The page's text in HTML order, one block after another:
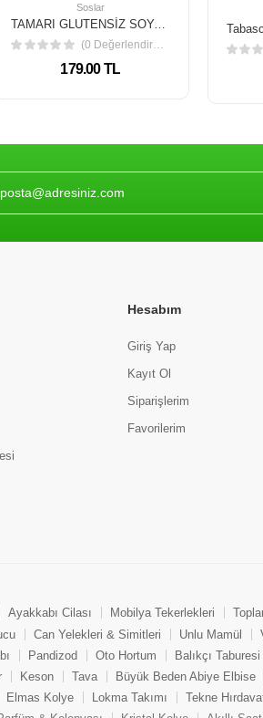
Soslar
TAMARI GLUTENSİZ SOYA SOS 150 ML
179.00 TL
Hesabım
Giriş Yap
Kayıt Ol
Siparişlerim
Favorilerim
Ayakkabı Cilası Mobilya Tekerlekleri
Can Yelekleri & Simitleri Unlu Mamül
Pandizod Oto Hortum Balıkçı Taburesi
Keson Tava Büyük Beden Abiye Elbise
Elmas Kolye Lokma Takımı Tekne